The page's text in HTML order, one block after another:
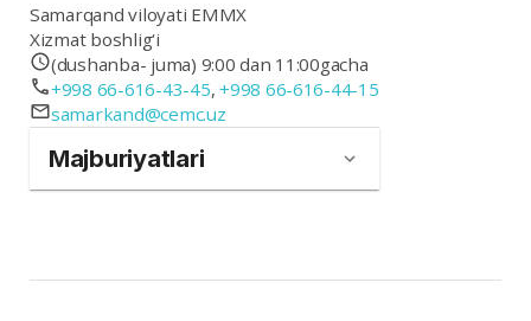
Samarqand viloyati EMMX
Xizmat boshlig‘i
(dushanba- juma) 9:00 dan 11:00gacha
+998 66-616-43-45, +998 66-616-44-15
samarkand@cemc.uz
Majburiyatlari